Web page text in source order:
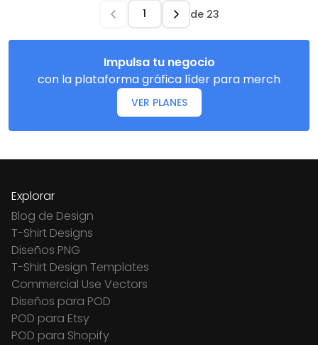
de 23
Impulsa tu negocio
con la plataforma gráfica líder para merch
VER PLANES
Explorar
Blog de Design
T-Shirt Designs
Diseños PNG
T-Shirt Design Templates
Commercial Use Vectors
Diseños para POD
POD para Etsy
POD para Shopify